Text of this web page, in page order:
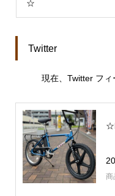
☆
Twitter
現在、Twitter フィ
商